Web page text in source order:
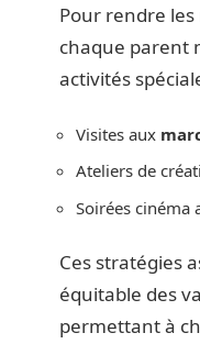
Pour rendre
chaque parent
activités
Visites aux
Ateliers de
Soirées cinéma
Ces stratégies
équitable des
permettant à